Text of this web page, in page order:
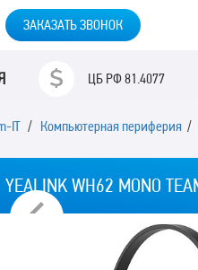
ЗАКАЗАТЬ ЗВОНОК
ЦБ РФ81.4077
IT/ Компьютерная периферия /
Previous
YEALINK WH62 MONO